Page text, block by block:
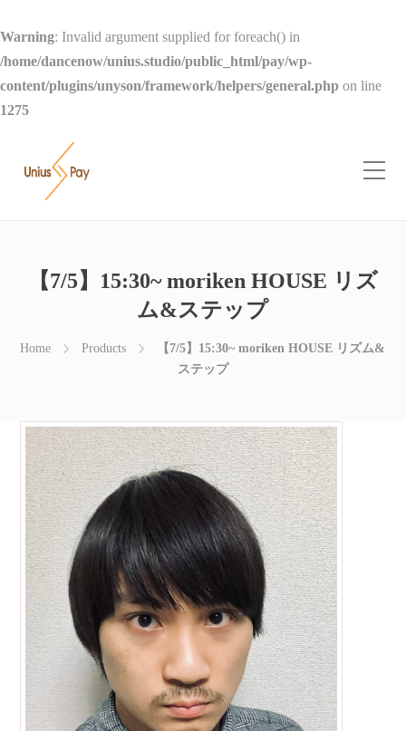
Warning: Invalid argument supplied for foreach() in
/home/dancenow/unius.studio/public_html/pay/wp-
content/plugins/unyson/framework/helpers/general.php on line
1275
【7/5】15:30~ moriken HOUSE リズ
ム&ステップ
Home Products
【7/5】15:30~ moriken HOUSE リズム&
ステップ